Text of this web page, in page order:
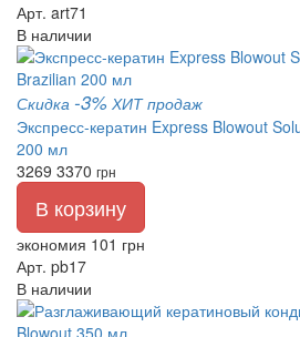
Арт. art71
В наличии
Скидка -3% ХИТ продаж
Экспресс-кератин Express Blowout
200 мл
3269 3370 грн
В корзину
экономия 101 грн
Арт. pb17
В наличии